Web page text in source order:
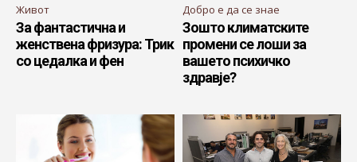
Живот
За фантастична и
женствена фризура: Трик
со цедалка и фен
Добро е да се знае
Зошто климатските
промени се лоши за
вашето психичко
здравје?